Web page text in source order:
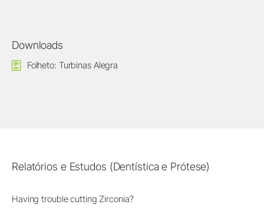
Downloads
Folheto: Turbinas Alegra
Relatórios e Estudos (Dentística e Prótese)
Having trouble cutting Zirconia?